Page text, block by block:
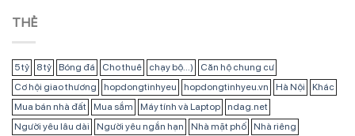
THẺ
5 tỷ 8 tỷ Bóng đá Cho thuê chạy bộ...)
Căn hộ chung cư
Cơ hội giao thương
hopdongtinhyeu hopdongtinhyeu.vn Hà Nội
Khác
Mua bán nhà đất
Mua sắm Máy tính và Laptop
ndag.net
Người yêu lâu dài
Người yêu ngắn hạn Nhà mặt phố
Nhà riêng